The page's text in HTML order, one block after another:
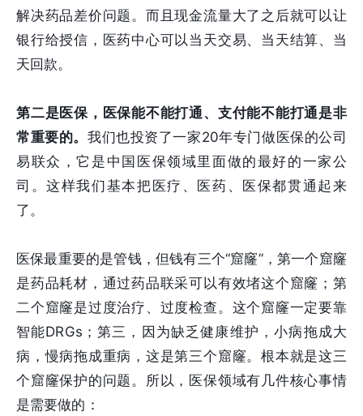
解决药品差价问题。而且现金流量大了之后就可以让
银行给授信，医药中心可以当天交易、当天结算、当
天回款。
第二是医保，医保能不能打通、支付能不能打通是非
常重要的。 我们也投资了一家20年专门做医保的公司
易联众，它是中国医保领域里面做的最好的一家公
司。这样我们基本把医疗、医药、医保都贯通起来
了。
医保最重要的是管钱，但钱有三个“窟窿”，第一个窟窿
是药品耗材，通过药品联采可以有效堵这个窟窿；第
二个窟窿是过度治疗、过度检查。这个窟窿一定要靠
智能DRGs；第三，因为缺乏健康维护，小病拖成大
病，慢病拖成重病，这是第三个窟窿。根本就是这三
个窟窿保护的问题。所以，医保领域有几件核心事情
是需要做的：